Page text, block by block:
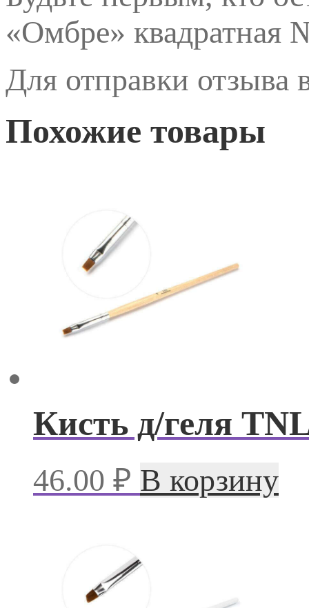
«Омбре» квадратная
Для отправки отзыва
Похожие товары
Кисть д/геля
46.00 ₽ В корзину